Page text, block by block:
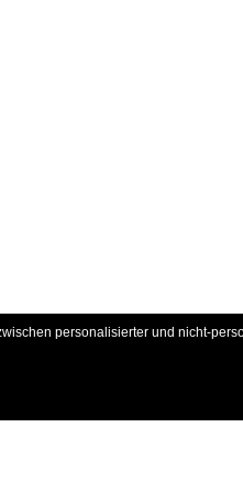
personalisierter und nicht-